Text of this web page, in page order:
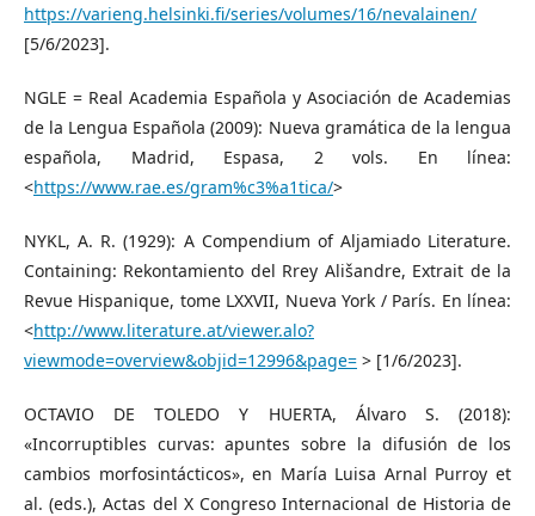
https://varieng.helsinki.fi/series/volumes/16/nevalainen/
[5/6/2023].
NGLE = Real Academia Española y Asociación de Academias
de la Lengua Española (2009): Nueva gramática de la lengua
española, Madrid, Espasa, 2 vols. En línea:
<https://www.rae.es/gram%c3%a1tica/>
NYKL, A. R. (1929): A Compendium of Aljamiado Literature.
Containing: Rekontamiento del Rrey Ališandre, Extrait de la
Revue Hispanique, tome LXXVII, Nueva York / París. En línea:
<http://www.literature.at/viewer.alo?
viewmode=overview&objid=12996&page= > [1/6/2023].
OCTAVIO DE TOLEDO Y HUERTA, Álvaro S. (2018):
«Incorruptibles curvas: apuntes sobre la difusión de los
cambios morfosintácticos», en María Luisa Arnal Purroy et
al. (eds.), Actas del X Congreso Internacional de Historia de